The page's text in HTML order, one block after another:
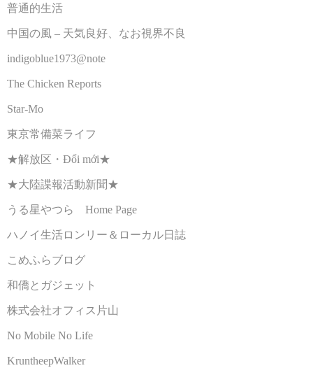
普通的生活
中国の風 – 天気良好、なお視界不良
indigoblue1973@note
The Chicken Reports
Star-Mo
東京常備菜ライフ
★解放区・Đổi mới★
★大陸諜報活動新聞★
うる星やつら Home Page
ハノイ生活ロンリー＆ローカル日誌
こめふらブログ
和僑とガジェット
株式会社オフィス片山
No Mobile No Life
KruntheepWalker